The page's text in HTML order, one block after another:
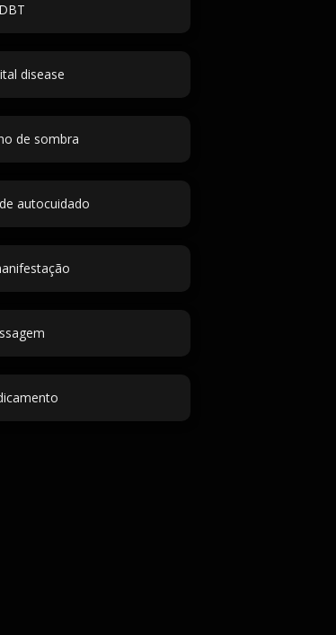
disease
de sombra
autocuidado